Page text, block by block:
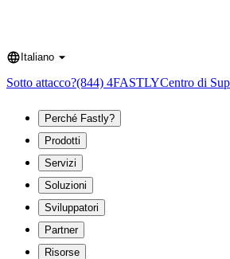
Language
Italiano
Sotto attacco?(844) 4FASTLYCentro di
Perché Fastly?
Prodotti
Servizi
Soluzioni
Sviluppatori
Partner
Risorse